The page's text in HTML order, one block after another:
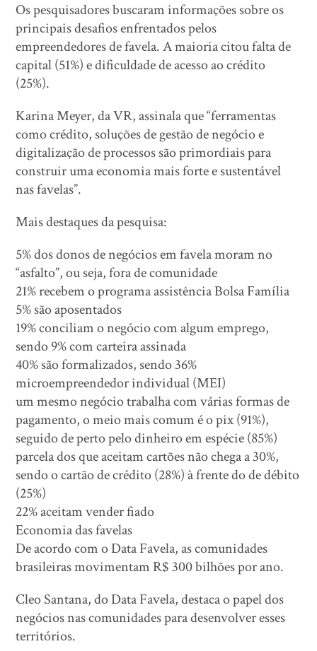
Os pesquisadores buscaram informações sobre os
principais desafios enfrentados pelos
empreendedores de favela. A maioria citou falta de
capital (51%) e dificuldade de acesso ao crédito
(25%).
Karina Meyer, da VR, assinala que “ferramentas
como crédito, soluções de gestão de negócio e
digitalização de processos são primordiais para
construir uma economia mais forte e sustentável
nas favelas”.
Mais destaques da pesquisa:
5% dos donos de negócios em favela moram no
“asfalto”, ou seja, fora de comunidade
21% recebem o programa assistência Bolsa Família
5% são aposentados
19% conciliam o negócio com algum emprego,
sendo 9% com carteira assinada
40% são formalizados, sendo 36%
microempreendedor individual (MEI)
um mesmo negócio trabalha com várias formas de
pagamento, o meio mais comum é o pix (91%),
seguido de perto pelo dinheiro em espécie (85%)
parcela dos que aceitam cartões não chega a 30%,
sendo o cartão de crédito (28%) à frente do de débito
(25%)
22% aceitam vender fiado
Economia das favelas
De acordo com o Data Favela, as comunidades
brasileiras movimentam R$ 300 bilhões por ano.
Cleo Santana, do Data Favela, destaca o papel dos
negócios nas comunidades para desenvolver esses
territórios.